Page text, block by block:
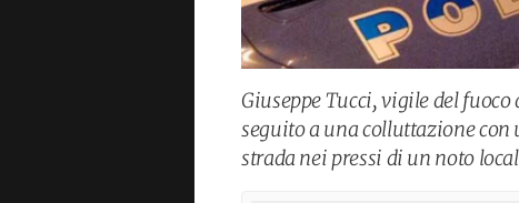
Giuseppe Tucci, vigile del
seguito a una colluttazione
strada nei pressi di un noto